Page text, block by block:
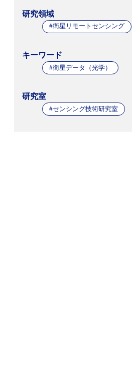
研究領域
#衛星リモートセンシング
キーワード
#衛星データ（光学）
研究室
#センシング技術研究室